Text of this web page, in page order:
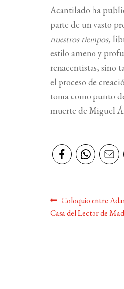
Acantilado ha
parte de un vasto
nuestros tiempos,
estilo ameno y
renacentistas, sino
el proceso de
toma como punto
muerte de Miguel
Navegación
de
Anterior:
Coloquio entre
Casa del Lector de